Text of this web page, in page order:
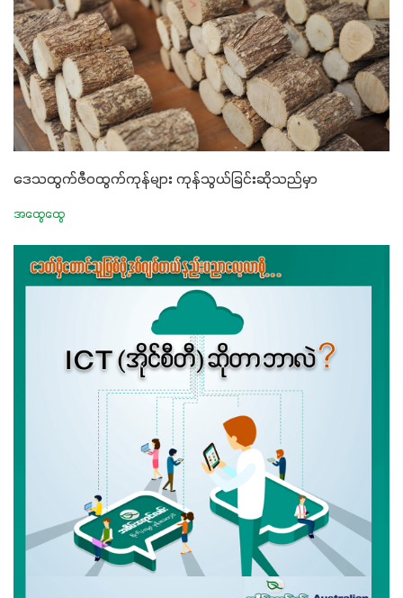
ဒေသထွက်ဇီဝထွက်ကုန်များ ကုန်သွယ်ခြင်းဆိုသည်မှာ
အထွေထွေ